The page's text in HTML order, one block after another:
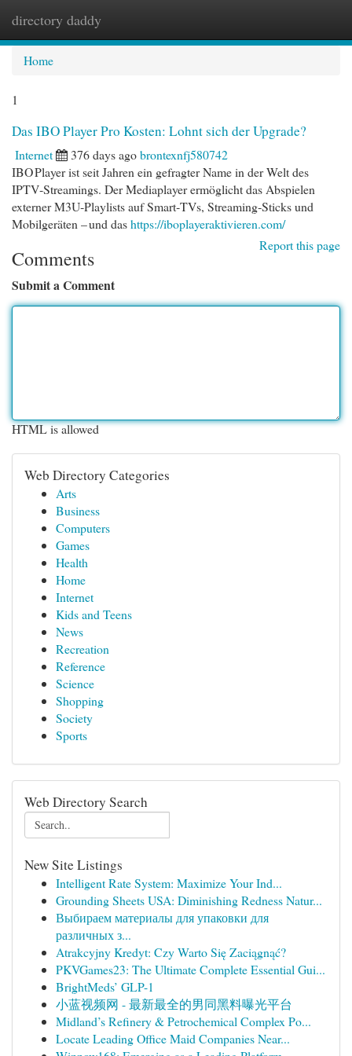
directory daddy
Home
1
Das IBO Player Pro Kosten: Lohnt sich der Upgrade?
Internet 376 days agobrontexnfj580742
IBO Player ist seit Jahren ein gefragter Name in der Welt des
IPTV‑Streamings. Der Mediaplayer ermöglicht das Abspielen
externer M3U‑Playlists auf Smart‑TVs, Streaming‑Sticks und
Mobilgeräten – und dashttps://iboplayeraktivieren.com/
Report this page
Comments
Submit a Comment
HTML is allowed
Web Directory Categories
Arts
Business
Computers
Games
Health
Home
Internet
Kids and Teens
News
Recreation
Reference
Science
Shopping
Society
Sports
Web Directory Search
New Site Listings
Intelligent Rate System: Maximize Your Ind...
Grounding Sheets USA: Diminishing Redness Natur...
Выбираем материалы для упаковки для
различных з...
Atrakcyjny Kredyt: Czy Warto Się Zaciągnąć?
PKVGames23: The Ultimate Complete Essential Gui...
BrightMeds’ GLP-1
小蓝视频网 - 最新最全的男同黑料曝光平台
Midland’s Refinery & Petrochemical Complex Po...
Locate Leading Office Maid Companies Near...